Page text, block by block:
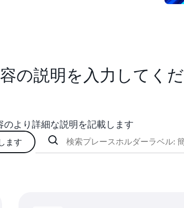
の説明を入力してくだ
より詳細な説明を記載します
ます